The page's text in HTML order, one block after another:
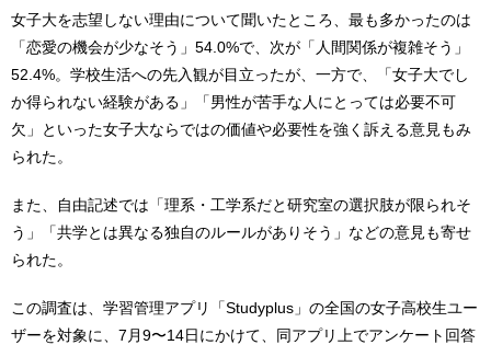
女子大を志望しない理由について聞いたところ、最も多かったのは
「恋愛の機会が少なそう」54.0%で、次が「人間関係が複雑そう」
52.4%。学校生活への先入観が目立ったが、一方で、「女子大でし
か得られない経験がある」「男性が苦手な人にとっては必要不可
欠」といった女子大ならではの価値や必要性を強く訴える意見もみ
られた。
また、自由記述では「理系・工学系だと研究室の選択肢が限られそ
う」「共学とは異なる独自のルールがありそう」などの意見も寄せ
られた。
この調査は、学習管理アプリ「Studyplus」の全国の女子高校生ユー
ザーを対象に、7月9〜14日にかけて、同アプリ上でアンケート回答